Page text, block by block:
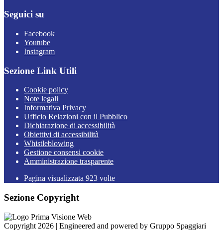
Seguici su
Facebook
Youtube
Instagram
Sezione Link Utili
Cookie policy
Note legali
Informativa Privacy
Ufficio Relazioni con il Pubblico
Dichiarazione di accessibilità
Obiettivi di accessibilità
Whistleblowing
Gestione consensi cookie
Amministrazione trasparente
Pagina visualizzata 923 volte
Sezione Copyright
Copyright 2026 | Engineered and powered by Gruppo Spaggiari